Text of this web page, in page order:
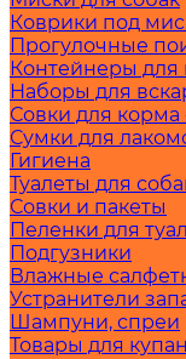
Коврики под
Прогулочные
Контейнеры для
Наборы для
Совки для корма
Сумки для
Гигиена
Туалеты для
Совки и пакеты
Пеленки для
Подгузники
Влажные
Устранители
Шампуни, спреи
Товары для